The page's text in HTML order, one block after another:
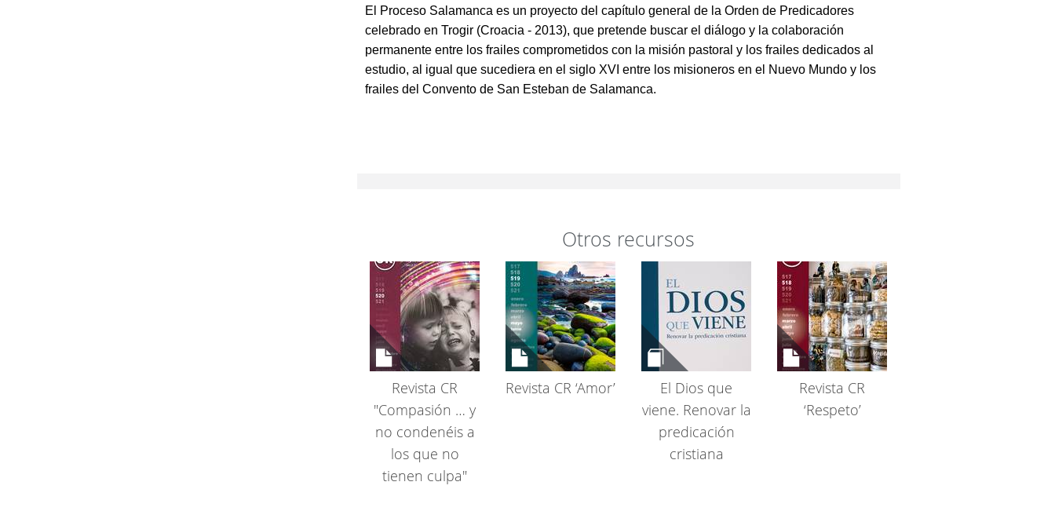
El Proceso Salamanca es un proyecto del capítulo general de la Orden de Predicadores
celebrado en Trogir (Croacia - 2013), que pretende buscar el diálogo y la colaboración
permanente entre los frailes comprometidos con la misión pastoral y los frailes dedicados al
estudio, al igual que sucediera en el siglo XVI entre los misioneros en el Nuevo Mundo y los
frailes del Convento de San Esteban de Salamanca.
Otros recursos
Revista CR
"Compasión … y
no condenéis a
los que no
tienen culpa"
Revista CR ‘Amor’
El Dios que
viene. Renovar la
predicación
cristiana
Revista CR
‘Respeto’